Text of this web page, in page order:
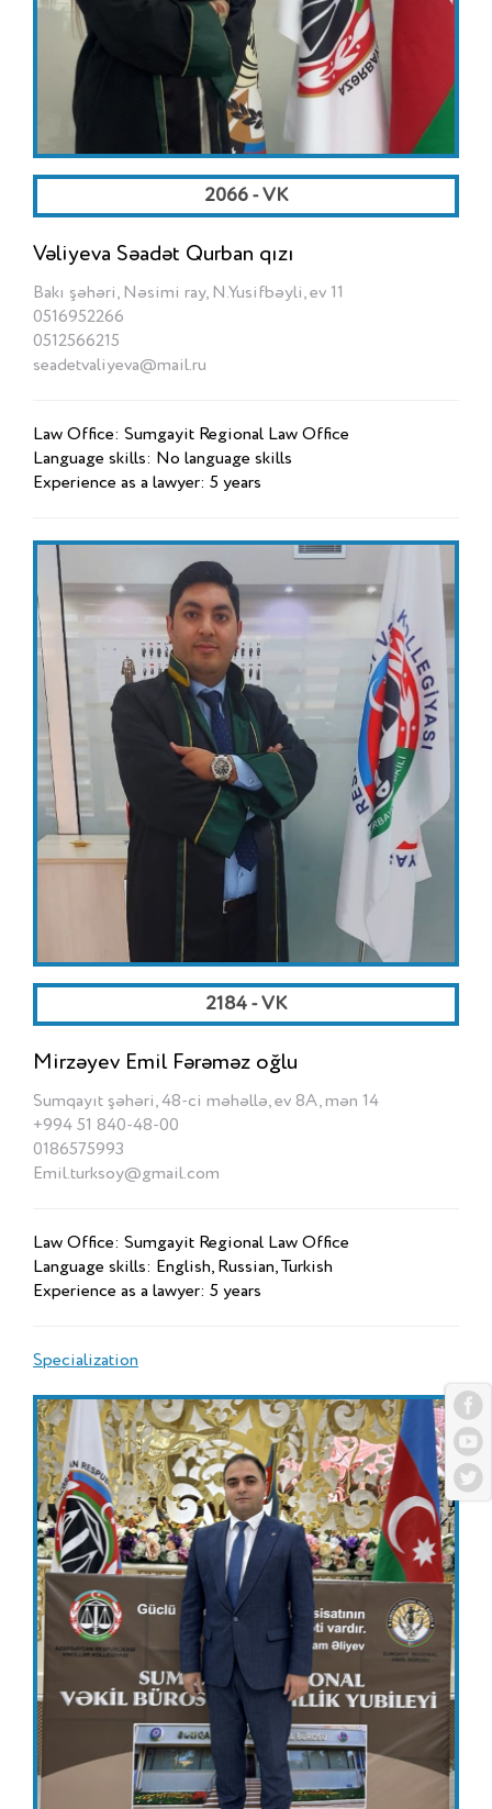
2066 - VK
Vəliyeva Səadət Qurban qızı
Bakı şəhəri, Nəsimi ray, N.Yusifbəyli, ev 11
0516952266
0512566215
seadetvaliyeva@mail.ru
Law Office: Sumgayit Regional Law Office
Language skills: No language skills
Experience as a lawyer: 5 years
2184 - VK
Mirzəyev Emil Fərəməz oğlu
Sumqayıt şəhəri, 48-ci məhəllə, ev 8A, mən 14
+994 51 840-48-00
0186575993
Emil.turksoy@gmail.com
Law Office: Sumgayit Regional Law Office
Language skills: English, Russian, Turkish
Experience as a lawyer: 5 years
Specialization